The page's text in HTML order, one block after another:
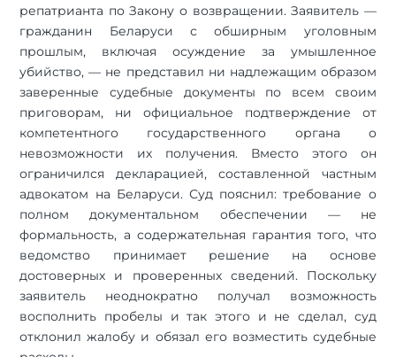
репатрианта по Закону о возвращении. Заявитель —
гражданин Беларуси с обширным уголовным
прошлым, включая осуждение за умышленное
убийство, — не представил ни надлежащим образом
заверенные судебные документы по всем своим
приговорам, ни официальное подтверждение от
компетентного государственного органа о
невозможности их получения. Вместо этого он
ограничился декларацией, составленной частным
адвокатом на Беларуси. Суд пояснил: требование о
полном документальном обеспечении — не
формальность, а содержательная гарантия того, что
ведомство принимает решение на основе
достоверных и проверенных сведений. Поскольку
заявитель неоднократно получал возможность
восполнить пробелы и так этого и не сделал, суд
отклонил жалобу и обязал его возместить судебные